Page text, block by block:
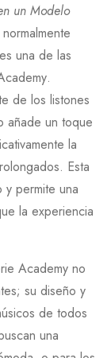
un Modelo
una de las
.
de los listones
añade un toque
la
Esta
permite una
la experiencia
Academy no
su diseño y
de todos
una